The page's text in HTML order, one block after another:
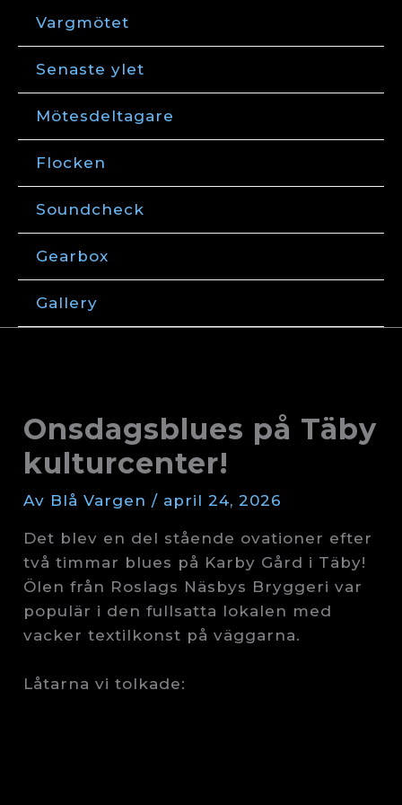
innehåll
Vargmötet
Senaste ylet
Mötesdeltagare
Flocken
Soundcheck
Gearbox
Gallery
Onsdagsblues på Täby
kulturcenter!
Av Blå Vargen/ april 24, 2026
Det blev en del stående ovationer efter
två timmar blues på Karby Gård i Täby!
Ölen från Roslags Näsbys Bryggeri var
populär i den fullsatta lokalen med
vacker textilkonst på väggarna.
Låtarna vi tolkade: